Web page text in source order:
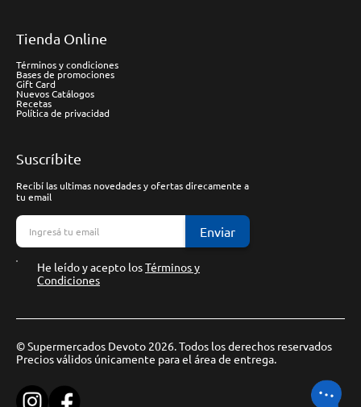
Tienda Online
Términos y condiciones
Bases de promociones
Gift Card
Nuevos Catálogos
Recetas
Política de privacidad
Suscríbite
Recibí las ultimas novedades y ofertas direcamente a
tu email
Enviar
He leído y acepto losTérminos y
Condiciones
© Supermercados Devoto 2026. Todos los derechos reservados
Precios válidos únicamente para el área de entrega.